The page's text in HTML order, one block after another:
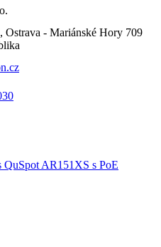
Ostrava - Mariánské Hory 709
QuSpot AR151XS s PoE